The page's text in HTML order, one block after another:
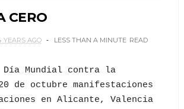
CERO
YEARS AGO LESS THAN A MINUTE READ
DíaMundial contra la
de octubre manifestaciones
en Alicante, Valencia